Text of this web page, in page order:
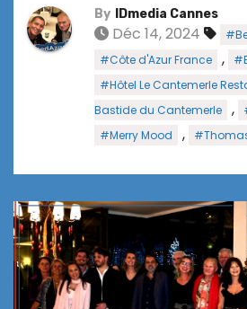
By IDmedia Cannes
Déc 14, 2024
#Côte d'Azur France ,
#Hôtel Le Cantemerle
Bastide du Cantemerle
,
#Merry Mood ,